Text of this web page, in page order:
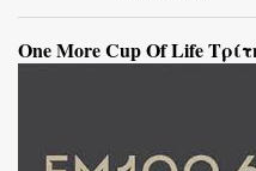
One More Cup Of Life